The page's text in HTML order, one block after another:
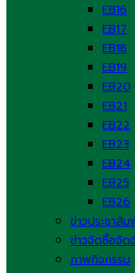
EB16
EB17
EB18
EB19
EB20
EB21
EB22
EB23
EB24
EB25
EB26
ข่าวประชาสั
ข่าวจัดซื้อจัด
ภาพกิจกรรม